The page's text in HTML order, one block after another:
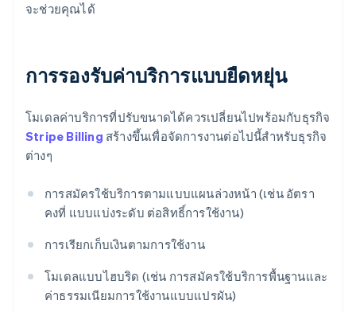
จะช่วยคุณได้
การรองรับค่าบริการแบบยืดหยุ่น
โมเดลค่าบริการที่ปรับขนาดได้ควรเปลี่ยนไปพร้อมกับธุรกิจ
Stripe Billing สร้างขึ้นเพื่อจัดการงานต่อไปนี้สําหรับธุรกิจ
ต่างๆ
การสมัครใช้บริการตามแบบแผนล่วงหน้า (เช่น อัตรา
คงที่ แบบแบ่งระดับ ต่อสิทธิ์การใช้งาน)
การเรียกเก็บเงินตามการใช้งาน
โมเดลแบบไฮบริด (เช่น การสมัครใช้บริการพื้นฐานและ
ค่าธรรมเนียมการใช้งานแบบแปรผัน)